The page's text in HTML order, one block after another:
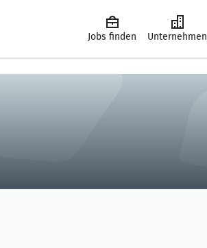
Jobs finden Unternehmen